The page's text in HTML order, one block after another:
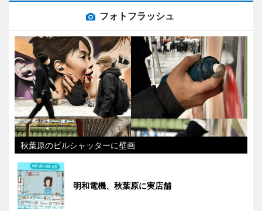
フォトフラッシュ
秋葉原のビルシャッターに壁画
明和電機、秋葉原に実店舗